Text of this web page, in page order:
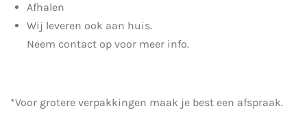
Afhalen
Wij leveren ook aan huis.
Neem contact op voor meer info.
*Voor grotere verpakkingen maak je best een afspraak.